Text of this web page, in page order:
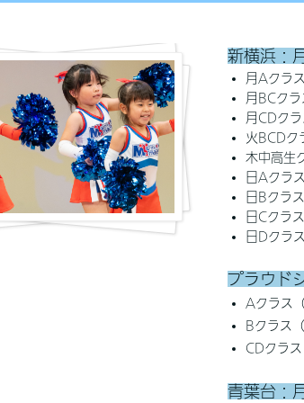
新横浜：
月Aクラ
月BCクラ
月CDクラ
火BCD
木中高生
日Aクラ
日Bクラ
日Cクラ
日Dクラ
プラウド
Aクラス
Bクラス
CDクラス
青葉台：